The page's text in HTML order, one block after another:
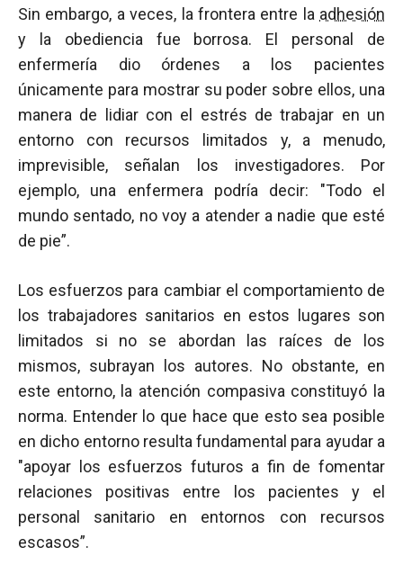
Sin embargo, a veces, la frontera entre la adhesión
y la obediencia fue borrosa. El personal de
enfermería dio órdenes a los pacientes
únicamente para mostrar su poder sobre ellos, una
manera de lidiar con el estrés de trabajar en un
entorno con recursos limitados y, a menudo,
imprevisible, señalan los investigadores. Por
ejemplo, una enfermera podría decir: "Todo el
mundo sentado, no voy a atender a nadie que esté
de pie”.
Los esfuerzos para cambiar el comportamiento de
los trabajadores sanitarios en estos lugares son
limitados si no se abordan las raíces de los
mismos, subrayan los autores. No obstante, en
este entorno, la atención compasiva constituyó la
norma. Entender lo que hace que esto sea posible
en dicho entorno resulta fundamental para ayudar a
"apoyar los esfuerzos futuros a fin de fomentar
relaciones positivas entre los pacientes y el
personal sanitario en entornos con recursos
escasos”.